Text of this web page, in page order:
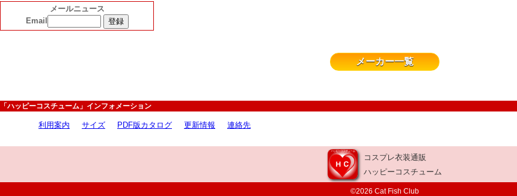
メールニュース
Email
メーカー一覧
「ハッピーコスチューム」インフォメーション
利用案内 サイズ PDF版カタログ 更新情報 連絡先
コスプレ衣装通販
ハッピーコスチューム
©2026 Cat Fish Club